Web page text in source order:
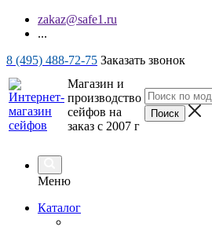
zakaz@safe1.ru
...
8 (495) 488-72-75 Заказать звонок
Магазин и
производство
сейфов на
заказ с 2007 г
Меню
Каталог